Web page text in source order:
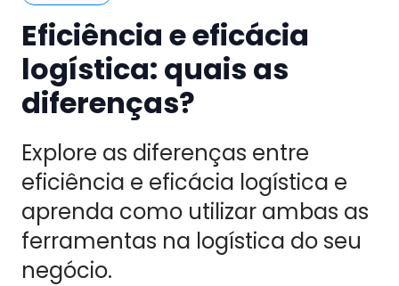
Eficiência e eficácia
logística: quais as
diferenças?
Explore as diferenças entre
eficiência e eficácia logística e
aprenda como utilizar ambas as
ferramentas na logística do seu
negócio.